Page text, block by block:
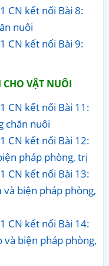
CN kết nối Bài 8:
nuôi
CN kết nối Bài 9:
VẬT NUÔI
CN kết nối Bài 11:
chăn nuôi
CN kết nối Bài 12:
pháp phòng, trị
CN kết nối Bài 13:
biện pháp phòng,
CN kết nối Bài 14:
biện pháp phòng,